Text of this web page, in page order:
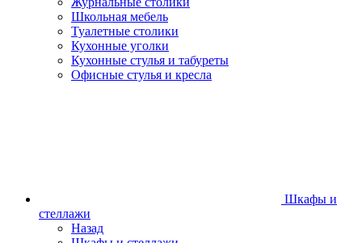
Школьная мебель
Туалетные столики
Кухонные уголки
Кухонные стулья и табуреты
Офисные стулья и кресла
Шкафы и
стеллажи
Назад